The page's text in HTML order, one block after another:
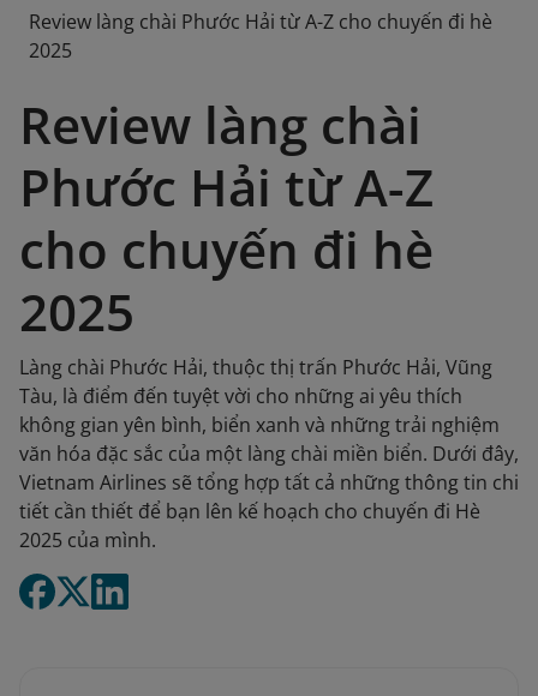
Review làng chài Phước Hải từ A-Z cho chuyến đi hè
2025
Review làng chài
Phước Hải từ A-Z
cho chuyến đi hè
2025
Làng chài Phước Hải, thuộc thị trấn Phước Hải, Vũng
Tàu, là điểm đến tuyệt vời cho những ai yêu thích
không gian yên bình, biển xanh và những trải nghiệm
văn hóa đặc sắc của một làng chài miền biển. Dưới đây,
Vietnam Airlines sẽ tổng hợp tất cả những thông tin chi
tiết cần thiết để bạn lên kế hoạch cho chuyến đi Hè
2025 của mình.